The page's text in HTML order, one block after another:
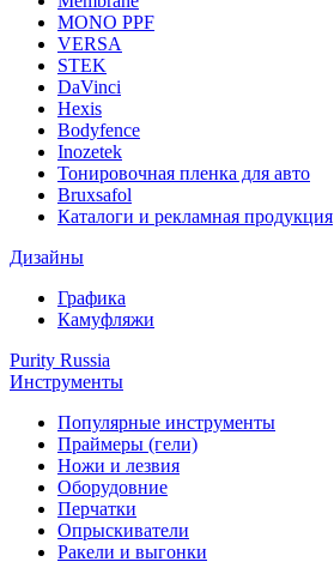
MONO PPF
VERSA
STEK
DaVinci
Hexis
Bodyfence
Inozetek
Тонировочная пленка для авто
Bruxsafol
Каталоги и рекламная продукция
Дизайны
Графика
Камуфляжи
Purity Russia
Инструменты
Популярные инструменты
Праймеры (гели)
Ножи и лезвия
Оборудовние
Перчатки
Опрыскиватели
Ракели и выгонки